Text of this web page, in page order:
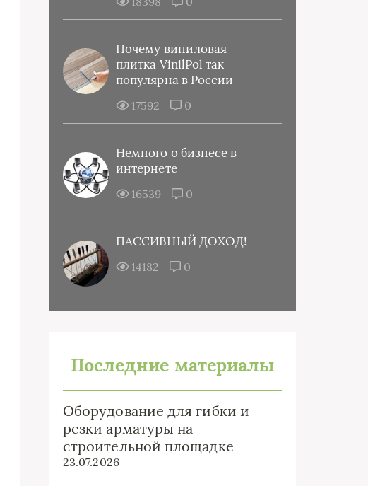
Почему виниловая
плитка VinilPol так
популярна в России
17592 0
Немного о бизнесе в
интернете
16539 0
ПАССИВНЫЙ ДОХОД!
14182 0
Последние материалы
Оборудование для гибки и
резки арматуры на
строительной площадке
23.07.2026